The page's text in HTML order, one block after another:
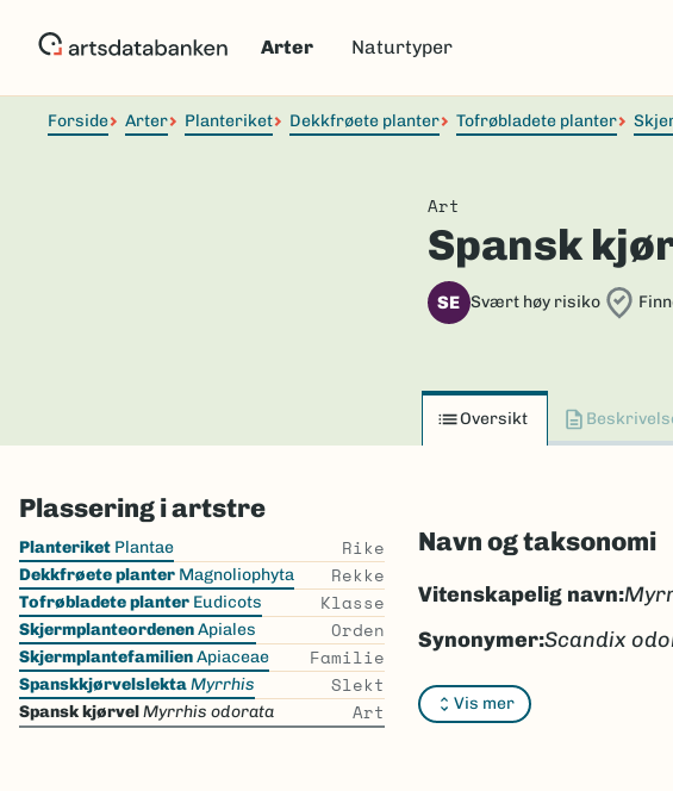
Arter Naturtyper
Forside Arter Planteriket Dekkfrøete planter Tofrøbladete planter
Art
Spansk
SE Svært høy risiko
Oversikt
Plassering i artstre
Skip
the
list
Planteriket Plantae Rike
Dekkfrøete planter Magnoliophyta Rekke
Tofrøbladete planter Eudicots Klasse
SkjermplanteordenenApiales Orden
SkjermplantefamilienApiaceae Familie
SpanskkjørvelslektaMyrrhis Slekt
Spansk kjørvelMyrrhis odorata Art
Navn og taksonomi
Vis mer
Vitenskapelig navn:
Synonymer:Scandix
Bokmål:spansk kjørvel
Nynorsk:spansk kjørvel